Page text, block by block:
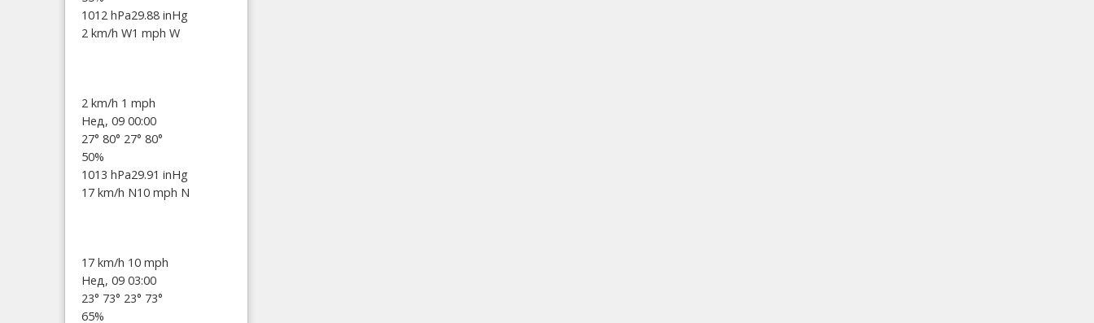
1012 hPa29.88 inHg
2 km/h W1 mph W
2 km/h 1 mph
Нед, 09 00:00
27° 80° 27° 80°
50%
1013 hPa29.91 inHg
17 km/h N10 mph N
17 km/h 10 mph
Нед, 09 03:00
23° 73° 23° 73°
65%